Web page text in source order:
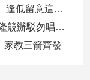
台股力守4萬4！法人研判持續震盪 逢低留意這些族群
柯志恩競辦批雙語教育要務實 賴瑞隆競辦駁勿唱衰高雄
教三箭齊發